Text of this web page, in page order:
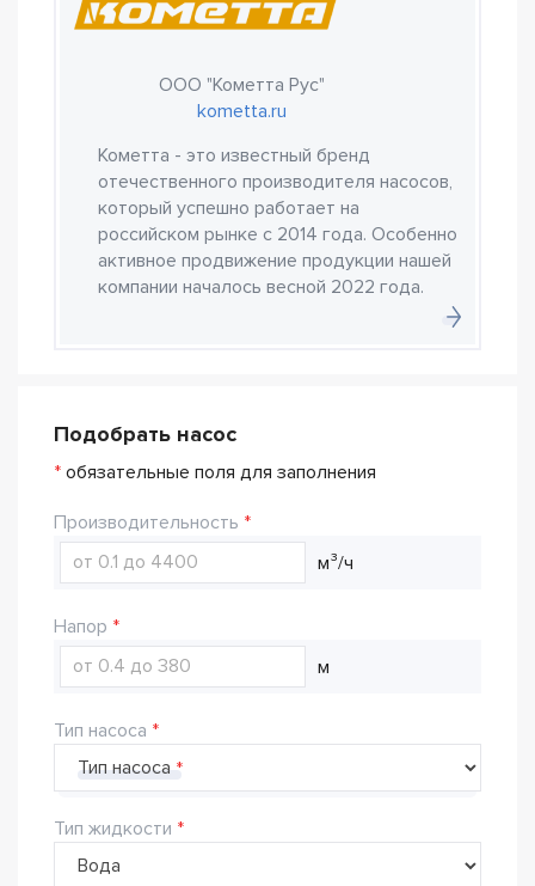
ООО "Кометта Рус"
kometta.ru
Кометта - это известный бренд
отечественного производителя насосов,
который успешно работает на
российском рынке с 2014 года. Особенно
активное продвижение продукции нашей
компании началось весной 2022 года.
Подобрать насос
* обязательные поля для заполнения
Производительность
м³/ч
Напор
м
Тип насоса
Тип насоса
Тип жидкости